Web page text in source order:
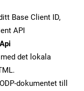
Base Client ID,
API
med det lokala
dokumentet till